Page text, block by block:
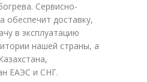
Сервисно-
обеспечит доставку,
в эксплуатацию
нашей страны, а
ЕАЭС и СНГ.